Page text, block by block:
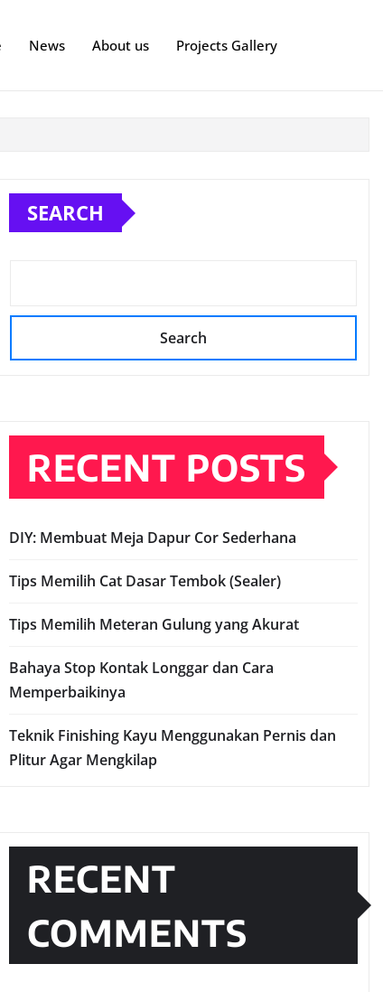
News About us Projects Gallery
SEARCH
Search
RECENT POSTS
DIY: Membuat Meja Dapur Cor Sederhana
Tips Memilih Cat Dasar Tembok (Sealer)
Tips Memilih Meteran Gulung yang Akurat
Bahaya Stop Kontak Longgar dan Cara
Memperbaikinya
Teknik Finishing Kayu Menggunakan Pernis dan
Plitur Agar Mengkilap
RECENT
COMMENTS